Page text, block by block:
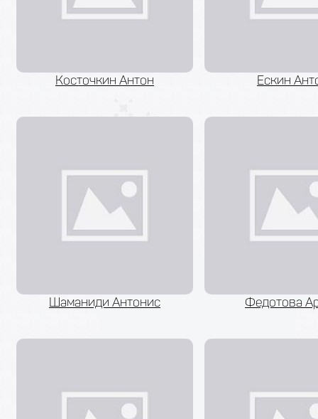
Косточкин Антон Ескин
Шаманиди Антонис Федотова